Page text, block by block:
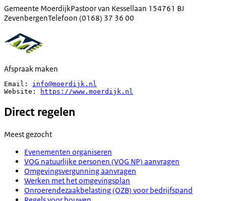
Gemeente MoerdijkPastoor van Kessellaan 154761 BJ
ZevenbergenTelefoon (0168) 37 36 00
Afspraak maken
Email: info@moerdijk.nl
Website:
https://www.moerdijk.nl
Direct regelen
Meest gezocht
Evenementen organiseren
VOG natuurlijke personen (VOG NP) aanvragen
Omgevingsvergunning aanvragen
Werken met het omgevingsplan
Onroerendezaakbelasting (OZB) voor bedrijfspand